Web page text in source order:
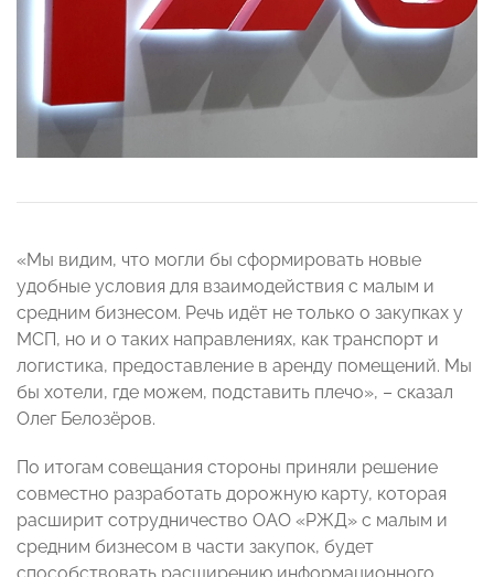
«Мы видим, что могли бы сформировать новые
удобные условия для взаимодействия с малым и
средним бизнесом. Речь идёт не только о закупках у
МСП, но и о таких направлениях, как транспорт и
логистика, предоставление в аренду помещений. Мы
бы хотели, где можем, подставить плечо», – сказал
Олег Белозёров.
По итогам совещания стороны приняли решение
совместно разработать дорожную карту, которая
расширит сотрудничество ОАО «РЖД» с малым и
средним бизнесом в части закупок, будет